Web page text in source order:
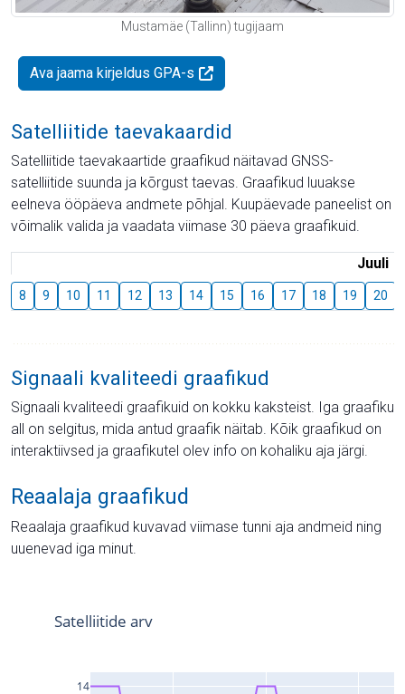
Mustamäe (Tallinn) tugijaam
Ava jaama kirjeldus GPA-s
Satelliitide taevakaardid
Satelliitide taevakaartide graafikud näitavad GNSS-
satelliitide suunda ja kõrgust taevas. Graafikud luuakse
eelneva ööpäeva andmete põhjal. Kuupäevade paneelist on
võimalik valida ja vaadata viimase 30 päeva graafikuid.
Juuli
8 9 10 11 12 13 14 15 16 17 18 19 20
Signaali kvaliteedi graafikud
Signaali kvaliteedi graafikuid on kokku kaksteist. Iga graafiku
all on selgitus, mida antud graafik näitab. Kõik graafikud on
interaktiivsed ja graafikutel olev info on kohaliku aja järgi.
Reaalaja graafikud
Reaalaja graafikud kuvavad viimase tunni aja andmeid ning
uuenevad iga minut.